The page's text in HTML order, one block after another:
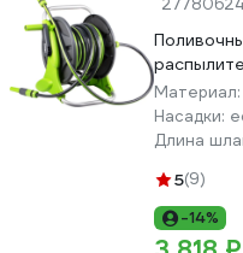
27780624
Материал:
Насадки:
Длина
5(9)
-14%